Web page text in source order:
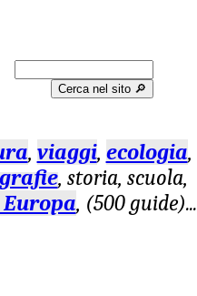
Cerca nel sito 🔎︎
, viaggi, ecologia,
, storia, scuola,
Europa, (500 guide)...